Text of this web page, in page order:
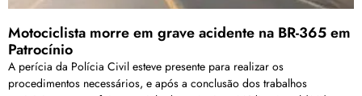
Motociclista morre em grave acidente na BR-365 em
Patrocínio
A perícia da Polícia Civil esteve presente para realizar os
procedimentos necessários, e após a conclusão dos trabalhos